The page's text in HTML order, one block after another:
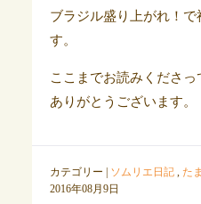
ブラジル盛り上がれ！で
す。
ここまでお読みくださっ
ありがとうございます。
カテゴリー | ソムリエ日記, た
2016年08月9日